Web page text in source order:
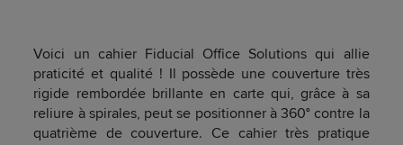
Voici un cahier Fiducial Office Solutions qui allie
praticité et qualité ! Il possède une couverture très
rigide rembordée brillante en carte qui, grâce à sa
reliure à spirales, peut se positionner à 360° contre la
quatrième de couverture. Ce cahier très pratique